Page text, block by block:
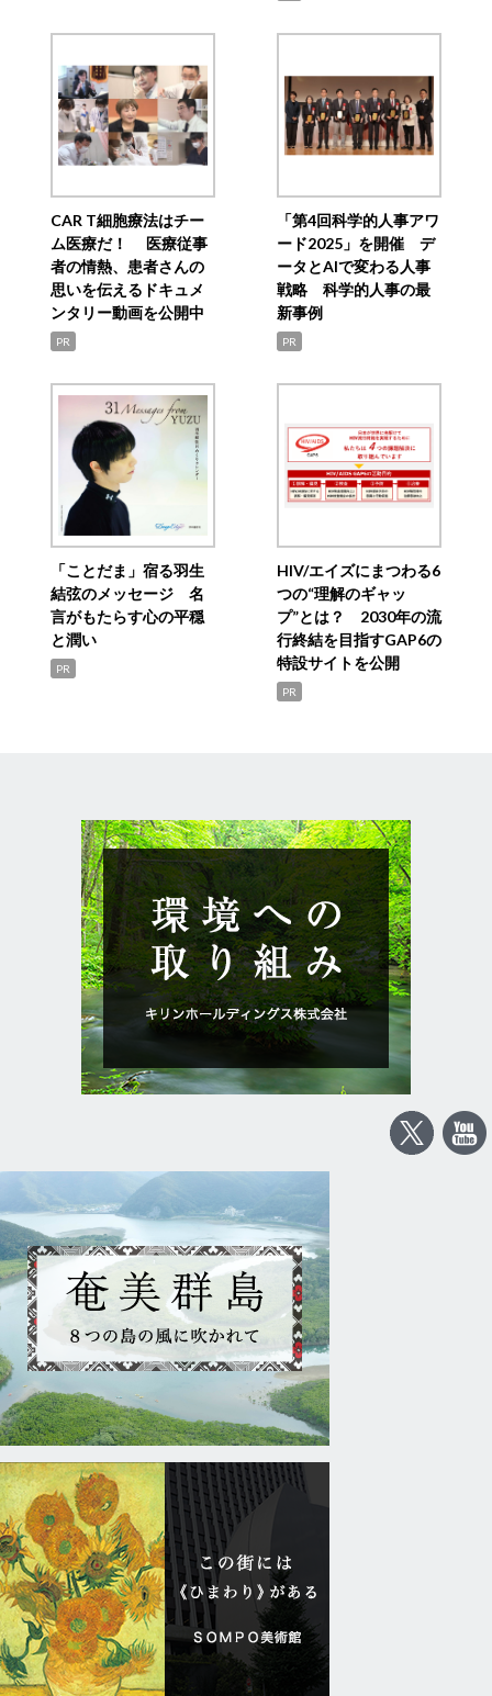
CAR T細胞療法はチー
ム医療だ！ 医療従事
者の情熱、患者さんの
思いを伝えるドキュメ
ンタリー動画を公開中
PR
「第4回科学的人事アワ
ード2025」を開催 デ
ータとAIで変わる人事
戦略 科学的人事の最
新事例
PR
「ことだま」宿る羽生
結弦のメッセージ 名
言がもたらす心の平穏
と潤い
PR
HIV/エイズにまつわる6
つの“理解のギャッ
プ”とは？ 2030年の流
行終結を目指すGAP6の
特設サイトを公開
PR